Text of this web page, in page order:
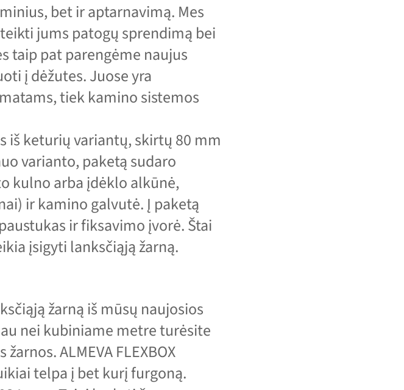
bet ir aptarnavimą. Mes
jums patogų sprendimą bei
taip pat parengėme naujus
į dėžutes. Juose yra
tiek kamino sistemos
iš keturių variantų, skirtų 80 mm
varianto, paketą sudaro
kulno arba įdėklo alkūnė,
ir kamino galvutė. Į paketą
ir fiksavimo įvorė. Štai
įsigyti lanksčiąją žarną.
žarną iš mūsų naujosios
nei kubiniame metre turėsite
ALMEVA FLEXBOX
telpa į bet kurį furgoną.